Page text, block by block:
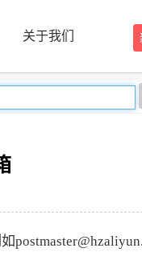
关于我们